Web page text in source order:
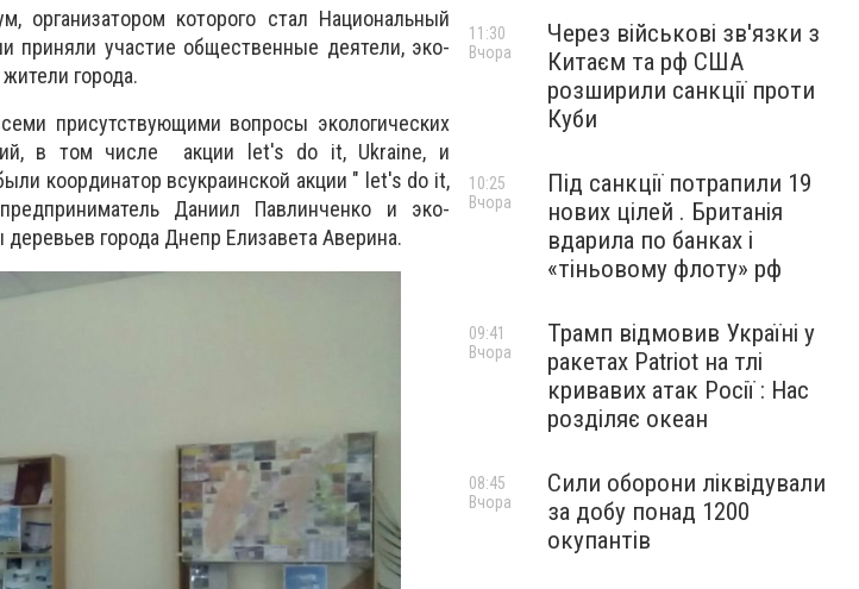
которого стал Национальный
приняли участие общественные деятели, эко-
города.
присутствующими вопросы экологических
в том числе акции let's do it, Ukrаine, и
координатор всукраинской акции " let's do it,
Даниил Павлинченко и эко-
города Днепр Елизавета Аверина.
Через військові зв'язки з
Китаєм та рф США
розширили санкції проти
Куби
11:30
Вчора
Під санкції потрапили 19
нових цілей . Британія
вдарила по банках і
«тіньовому флоту» рф
10:25
Вчора
Трамп відмовив Україні у
ракетах Patriot на тлі
кривавих атак Росії : Нас
розділяє океан
09:41
Вчора
Сили оборони ліквідували
за добу понад 1200
окупантів
08:45
Вчора